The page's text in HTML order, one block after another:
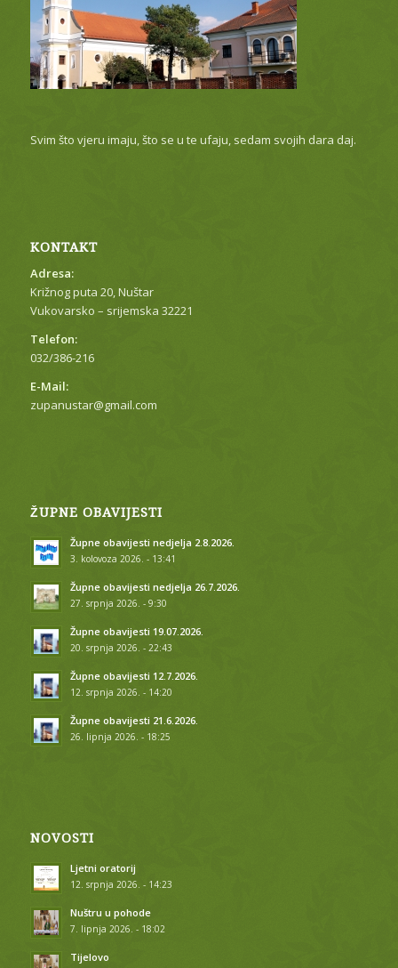
Svim što vjeru imaju, što se u te ufaju, sedam svojih dara daj.
KONTAKT
Adresa:
Križnog puta 20, Nuštar
Vukovarsko – srijemska 32221
Telefon:
032/386-216
E-Mail:
zupanustar@gmail.com
ŽUPNE OBAVIJESTI
Župne obavijesti nedjelja 2.8.2026.
3. kolovoza 2026. - 13:41
Župne obavijesti nedjelja 26.7.2026.
27. srpnja 2026. - 9:30
Župne obavijesti 19.07.2026.
20. srpnja 2026. - 22:43
Župne obavijesti 12.7.2026.
12. srpnja 2026. - 14:20
Župne obavijesti 21.6.2026.
26. lipnja 2026. - 18:25
NOVOSTI
Ljetni oratorij
12. srpnja 2026. - 14:23
Nuštru u pohode
7. lipnja 2026. - 18:02
Tijelovo